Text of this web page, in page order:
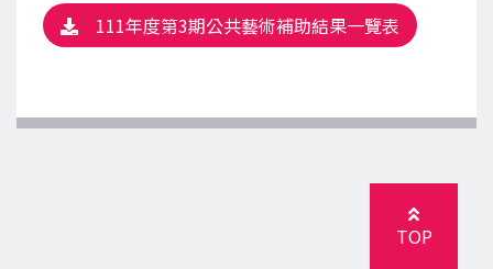
111年度第3期公共藝術補助結果一覽表
TOP